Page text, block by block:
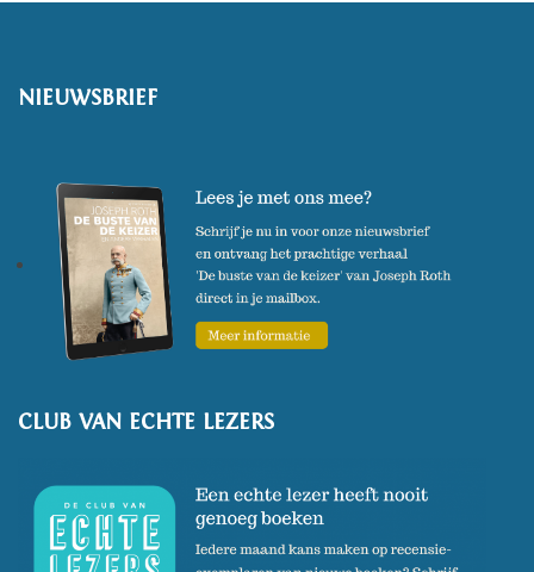
NIEUWSBRIEF
CLUB VAN ECHTE LEZERS